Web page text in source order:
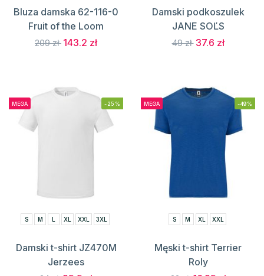
Bluza damska 62-116-0
Fruit of the Loom
209 zł 143.2 zł
Damski podkoszulek
JANE SOĽS
49 zł 37.6 zł
MEGA -25%
S M L XL XXL 3XL
Damski t-shirt JZ470M
Jerzees
MEGA -49%
S M XL XXL
Męski t-shirt Terrier
Roly